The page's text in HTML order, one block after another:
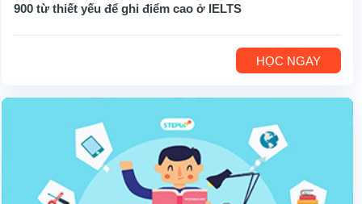
900 từ thiết yếu để ghi điểm cao ở IELTS
HỌC NGAY